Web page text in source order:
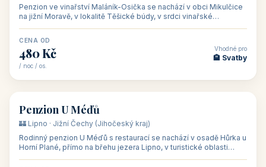
Penzion ve vinařství Maláník-Osička se nachází v obci Mikulčice
na jižní Moravě, v lokalitě Těšické búdy, v srdci vinařské
CENA OD
480 Kč
/ noc / os.
Vhodné pro
🏨 Svatby
🏡 penzion
Penzion U Méďů
🏰 Lipno · Jižní Čechy (Jihočeský kraj)
Rodinný penzion U Méďů s restaurací se nachází v osadě Hůrka u
Horní Plané, přímo na břehu jezera Lipno, v turistické oblasti